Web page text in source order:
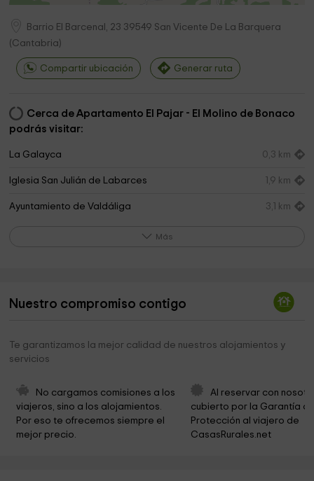
Barrio El Barcenal, 23 39549 San Vicente De La Barquera
(Cantabria)
Compartir ubicación Generar ruta
Cerca de Apartamento El Pajar - El Molino de Bonaco
podrás visitar:
La Galayca 0,3 km
Iglesia San Julián de Labarces 1,9 km
Ayuntamiento de Valdáliga 3,1 km
Oyambre Natural Park 4,1 km
Iglesia de San Pedro Apóstol
Cabarceno
Ermita de Santa Marina
Av.Miramar Park 4,8 km
Más
Nuestro compromiso contigo
Te garantizamos la mejor calidad de nuestros alojamientos y
servicios
No cargamos comisiones a los
viajeros, sino a los alojamientos.
Por eso te ofrecemos siempre el
mejor precio.
Al reservar con
cubierto por la Garantía
Protección al viajero de
CasasRurales.net